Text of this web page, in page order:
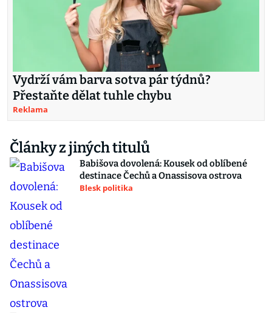
Vydrží vám barva sotva pár týdnů?
Přestaňte dělat tuhle chybu
Reklama
Články z jiných titulů
Babišova dovolená: Kousek od oblíbené
destinace Čechů a Onassisova ostrova
Blesk politika